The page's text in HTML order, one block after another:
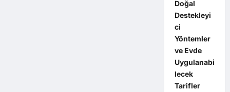
Doğal
Destekleyi
ci
Yöntemler
ve Evde
Uygulanabi
lecek
Tarifler